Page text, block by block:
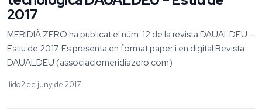
2017
MERIDIÀ ZERO ha publicat el núm. 12 de la revista DAUALDEU –
Estiu de 2017. Es presenta en format paper i en digital Revista
DAUALDEU (associaciomeridiazero.com)
llido2 de juny de 2017